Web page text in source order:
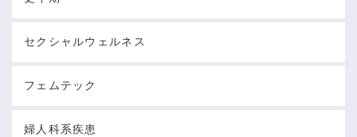
セクシャルウェルネス
フェムテック
婦人科系疾患